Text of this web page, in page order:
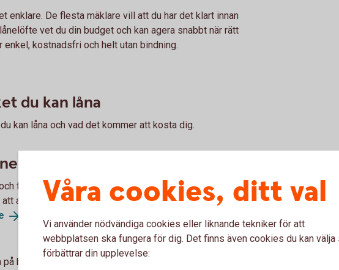
enklare. De flesta mäklare vill att du har det klart innan
vet du din budget och kan agera snabbt när rätt
enkel, kostnadsfri och helt utan bindning.
du kan låna
kan låna och vad det kommer att kosta dig.
få svar direkt! Lånelöftet är kostnadsfritt och du förbinder dig
ansöka.
på bostäder. Ditt lånelöfte är giltigt i 6 månader.
Våra cookies, ditt val
Vi använder nödvändiga cookies eller liknande tekniker för att
webbplatsen ska fungera för dig. Det finns även cookies du kan välja
förbättrar din upplevelse: